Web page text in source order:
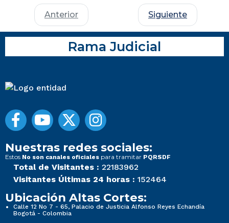
Anterior Siguiente
Rama Judicial
Nuestras redes sociales:
Estos No son canales oficiales para tramitar PQRSDF
Total de Visitantes : 22183962
Visitantes Últimas 24 horas : 152464
Ubicación Altas Cortes:
Calle 12 No 7 - 65, Palacio de Justicia Alfonso Reyes Echandía
Bogotá - Colombia